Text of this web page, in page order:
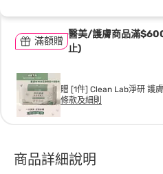
滿額贈
醫美/護膚商品滿
止)
贈 [1件] Clean Lab淨研 護
條款及細則
商品詳細說明